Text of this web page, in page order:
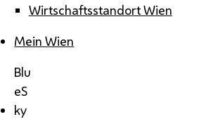
Wirtschaftsstandort Wien
Mein Wien
Blu
eS
ky